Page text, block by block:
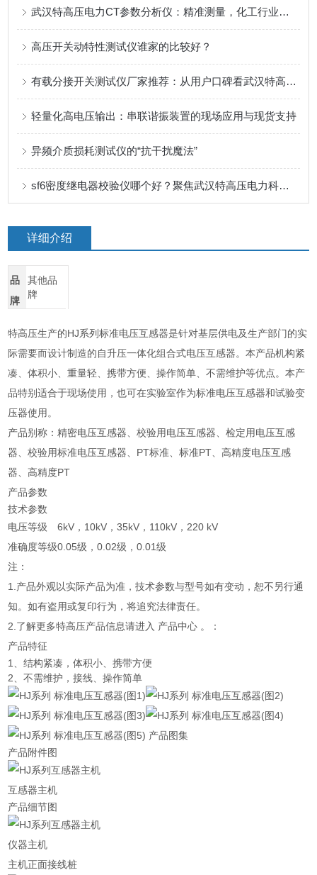
武汉特高压电力CT参数分析仪：精准测量，化工行业信赖之选
高压开关动特性测试仪谁家的比较好？
有载分接开关测试仪厂家推荐：从用户口碑看武汉特高压的产品力
轻量化高电压输出：串联谐振装置的现场应用与现货支持
异频介质损耗测试仪的“抗干扰魔法”
sf6密度继电器校验仪哪个好？聚焦武汉特高压电力科技的产品应用
详细介绍
品
牌
其他品
牌
特高压生产的HJ系列标准电压互感器是针对基层供电及生产部门的实
际需要而设计制造的自升压一体化组合式电压互感器。本产品机构紧
凑、体积小、重量轻、携带方便、操作简单、不需维护等优点。本产
品特别适合于现场使用，也可在实验室作为标准电压互感器和试验变
压器使用。
产品别称：精密电压互感器、校验用电压互感器、检定用电压互感
器、校验用标准电压互感器、PT标准、标准PT、高精度电压互感
器、高精度PT
产品参数
技术参数
电压等级
6kV，10kV，35kV，110kV，220 kV
准确度等级0.05级，0.02级，0.01级
注：
1.产品外观以实际产品为准，技术参数与型号如有变动，恕不另行通
知。如有盗用或复印行为，将追究法律责任。
2.了解更多特高压产品信息请进入 产品中心 。：
产品特征
1、结构紧凑，体积小、携带方便
2、不需维护，接线、操作简单
产品图集
产品附件图
互感器主机
产品细节图
仪器主机
主机正面接线桩